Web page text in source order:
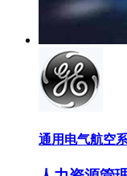
通用电气航空